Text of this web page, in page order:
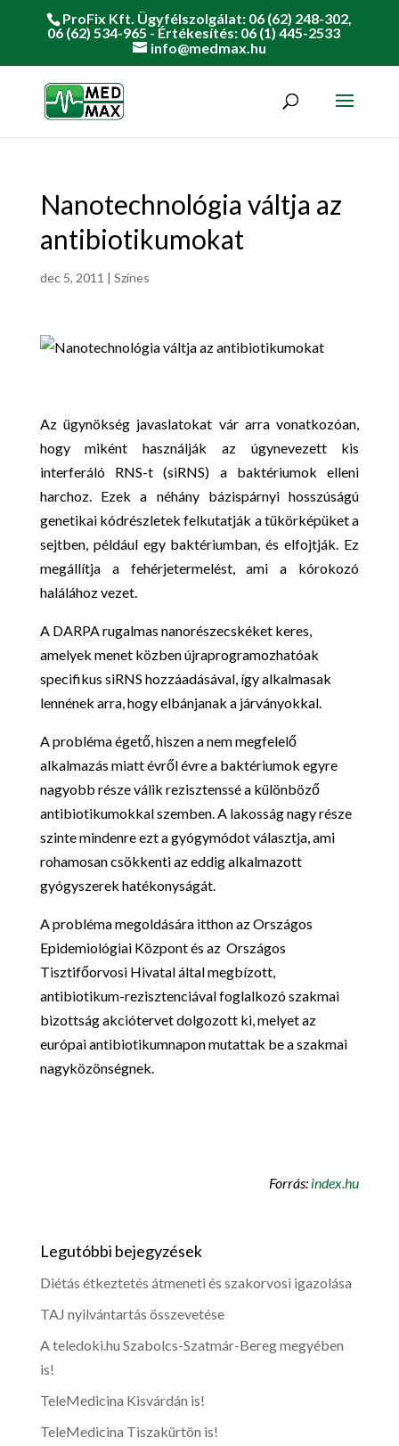
ProFix Kft. Ügyfélszolgálat: 06 (62) 248-302,
06 (62) 534-965 - Értékesítés: 06 (1) 445-2533
info@medmax.hu
Nanotechnológia váltja az
antibiotikumokat
dec 5, 2011 | Színes
Az ügynökség javaslatokat vár arra vonatkozóan,
hogy miként használják az úgynevezett kis
interferáló RNS-t (siRNS) a baktériumok elleni
harchoz. Ezek a néhány bázispárnyi hosszúságú
genetikai kódrészletek felkutatják a tükörképüket a
sejtben, például egy baktériumban, és elfojtják. Ez
megállítja a fehérjetermelést, ami a kórokozó
halálához vezet.
A DARPA rugalmas nanorészecskéket keres,
amelyek menet közben újraprogramozhatóak
specifikus siRNS hozzáadásával, így alkalmasak
lennének arra, hogy elbánjanak a járványokkal.
A probléma égető, hiszen a nem megfelelő
alkalmazás miatt évről évre a baktériumok egyre
nagyobb része válik rezisztenssé a különböző
antibiotikumokkal szemben. A lakosság nagy része
szinte mindenre ezt a gyógymódot választja, ami
rohamosan csökkenti az eddig alkalmazott
gyógyszerek hatékonyságát.
A probléma megoldására itthon az Országos
Epidemiológiai Központ és az Országos
Tisztifőorvosi Hivatal által megbízott,
antibiotikum-rezisztenciával foglalkozó szakmai
bizottság akciótervet dolgozott ki, melyet az
európai antibiotikumnapon mutattak be a szakmai
nagyközönségnek.
Forrás: index.hu
Legutóbbi bejegyzések
Diétás étkeztetés átmeneti és szakorvosi igazolása
TAJ nyilvántartás összevetése
A teledoki.hu Szabolcs-Szatmár-Bereg megyében
is!
TeleMedicina Kisvárdán is!
TeleMedicina Tiszakürtön is!